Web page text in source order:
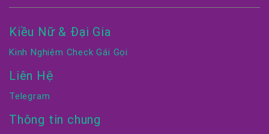
Kiều Nữ & Đại Gia
Kinh Nghiệm Check Gái Gọi
Liên Hệ
Telegram
Thông tin chung